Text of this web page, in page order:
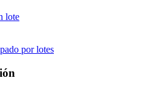
lote
por lotes